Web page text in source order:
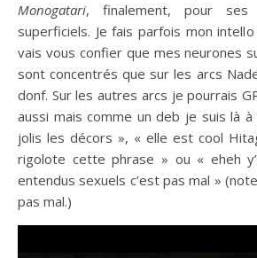
Monogatari, finalement, pour
superficiels. Je fais parfois mon
vais vous confier que mes neurones
sont concentrés que sur les arcs
donf. Sur les autres arcs je pourrais
aussi mais comme un deb je suis là
jolis les décors », « elle est cool
rigolote cette phrase » ou « eheh
entendus sexuels c’est pas mal »
pas mal.)